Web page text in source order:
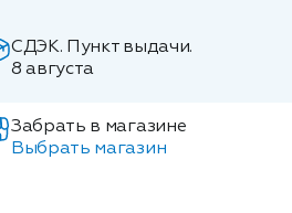
СДЭК. Пункт выдачи.
8 августа
Забрать в магазине
Выбрать магазин